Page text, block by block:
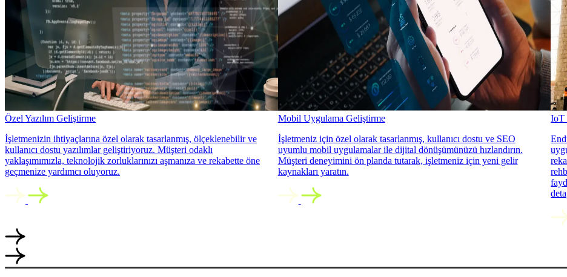
Özel Yazılım Geliştirme
İşletmenizin ihtiyaçlarına özel olarak tasarlanmış, ölçeklenebilir ve
kullanıcı dostu yazılımlar geliştiriyoruz. Müşteri odaklı
yaklaşımımızla, teknolojik zorluklarınızı aşmanıza ve rekabette öne
geçmenize yardımcı oluyoruz.
Mobil Uygulama Geliştirme
İşletmeniz için özel olarak tasarlanmış, kullanıcı dostu ve SEO
uyumlu mobil uygulamalar ile dijital dönüşümünüzü hızlandırın.
Müşteri deneyimini ön planda tutarak, işletmeniz için yeni gelir
kaynakları yaratın.
IoT